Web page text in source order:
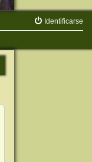
Identificarse